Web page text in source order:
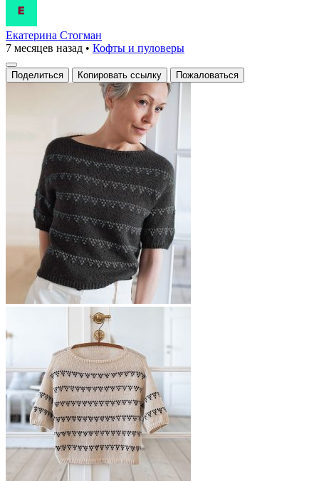
Екатерина Стогман
7 месяцев назад • Кофты и пуловеры
Поделиться Копировать ссылку Пожаловаться